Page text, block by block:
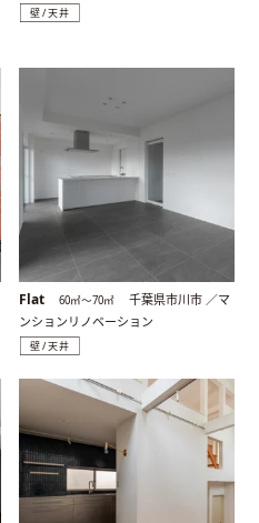
壁 / 天井
Flat 60㎡〜70㎡
千葉県市川市 ／マ
ンションリノベーション
壁 / 天井